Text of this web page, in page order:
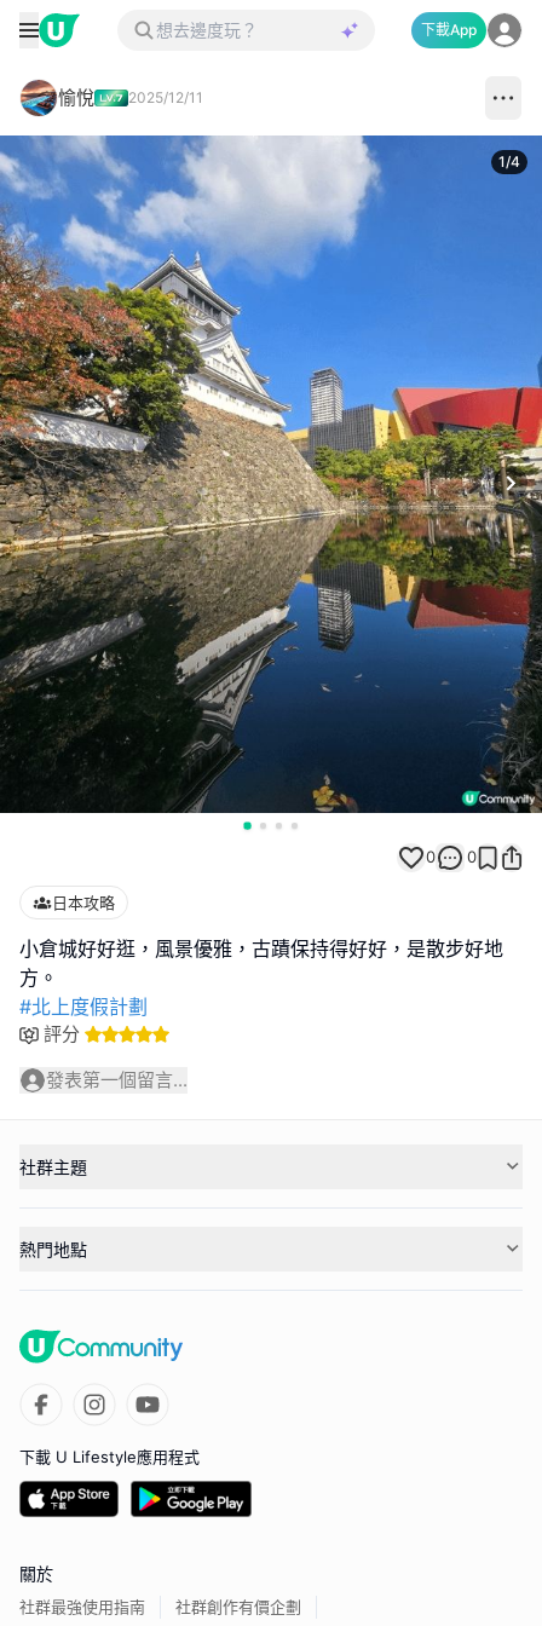
下載App
愉悅 2025/12/11
1/4
0 0
日本攻略
小倉城好好逛，風景優雅，古蹟保持得好好，是散步好地
#北上度假計劃
評分
發表第一個留言...
社群主題
熱門地點
下載 U Lifestyle應用程式
關於
社群最強使用指南 社群創作有價企劃